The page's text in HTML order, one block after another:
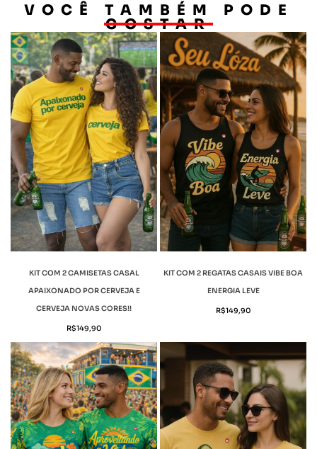
VOCÊ TAMBÉM PODE
GOSTAR
KIT COM 2 CAMISETAS CASAL
APAIXONADO POR CERVEJA E
CERVEJA NOVAS CORES!!
R$149,90
KIT COM 2 REGATAS CASAIS VIBE BOA
ENERGIA LEVE
R$149,90